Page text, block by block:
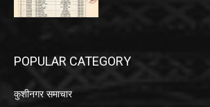
POPULAR CATEGORY
कुशीनगर समाचार